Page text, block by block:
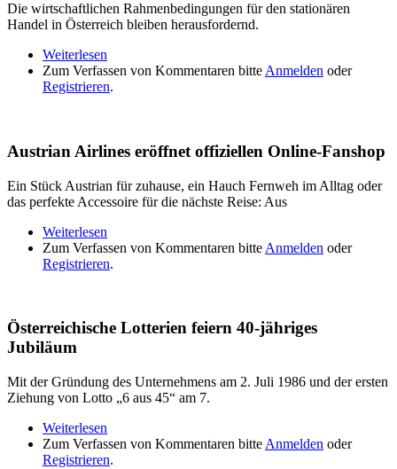
Die wirtschaftlichen Rahmenbedingungen für den stationären
Handel in Österreich bleiben herausfordernd.
Weiterlesen
Österreich 2026
Zum Verfassen von Kommentaren bitte Anmelden oder
Registrieren.
Austrian Airlines eröffnet offiziellen Online-Fanshop
Ein Stück Austrian für zuhause, ein Hauch Fernweh im Alltag oder
das perfekte Accessoire für die nächste Reise: Aus
Weiterlesen
Fanshop
Zum Verfassen von Kommentaren bitte Anmelden oder
Registrieren.
Österreichische Lotterien feiern 40-jähriges
Jubiläum
Mit der Gründung des Unternehmens am 2. Juli 1986 und der ersten
Ziehung von Lotto „6 aus 45“ am 7.
Weiterlesen
Jubiläum
Zum Verfassen von Kommentaren bitte Anmelden oder
Registrieren.